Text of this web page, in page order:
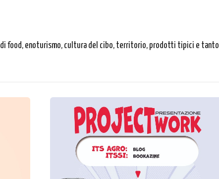
food, enoturismo, cultura del cibo, territorio, prodotti tipici e tanto